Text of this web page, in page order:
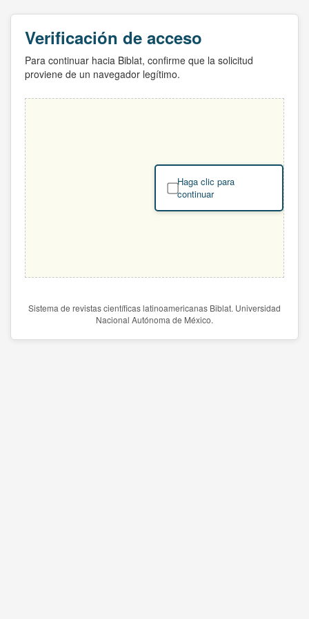
Verificación de acceso
Para continuar hacia Biblat, confirme que la solicitud
proviene de un navegador legítimo.
Haga clic para
continuar
Sistema de revistas científicas latinoamericanas Biblat. Universidad
Nacional Autónoma de México.